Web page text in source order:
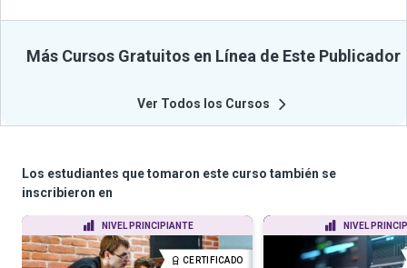
Más Cursos Gratuitos en Línea de Este Publicador
Ver Todos los Cursos
Los estudiantes que tomaron este curso también se
inscribieron en
NIVEL PRINCIPIANTE
CERTIFICADO
NIVEL